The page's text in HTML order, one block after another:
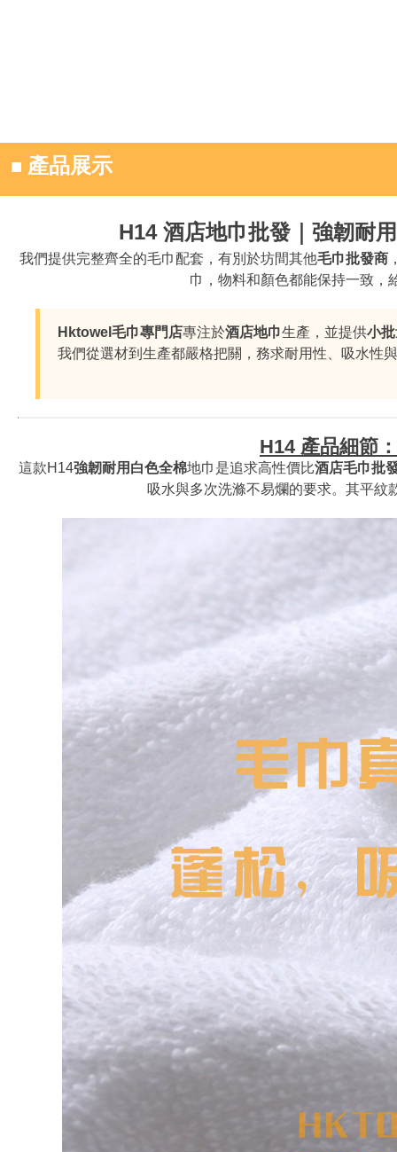
H14 酒店地巾批發｜強韌耐
我們提供完整齊全的毛巾配套，有別於坊間其他毛巾批發商
巾，物料和顏色都能保持一致，
Hktowel毛巾專門店專注於酒店地巾生產，並提供小
我們從選材到生產都嚴格把關，務求耐用性、吸水性
H14 產品細節
這款H14強韌耐用白色全棉地巾是追求高性價比酒店毛巾批
吸水與多次洗滌不易爛的要求。其平
■ 產品展示